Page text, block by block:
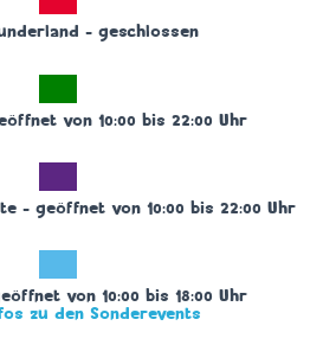
– geschlossen
von 10:00 bis 22:00 Uhr
– geöffnet von 10:00 bis 22:00 Uhr
von 10:00 bis 18:00 Uhr
zu den Sonderevents